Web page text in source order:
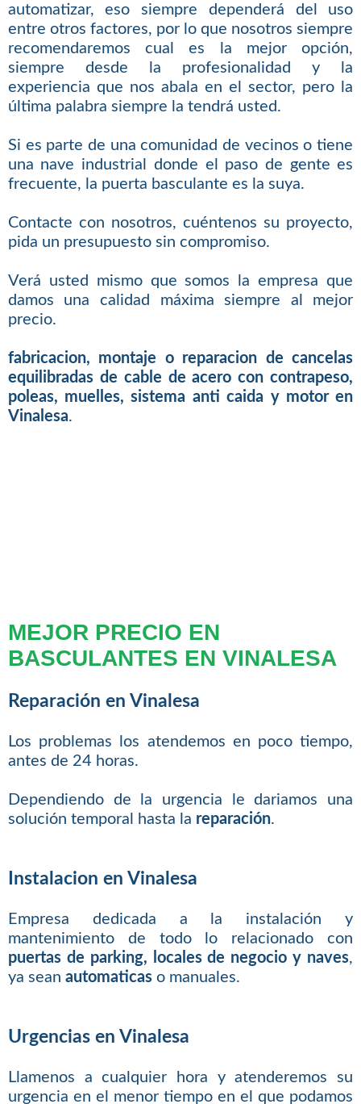
automatizar, eso siempre dependerá del uso
entre otros factores, por lo que nosotros siempre
recomendaremos cual es la mejor opción,
siempre desde la profesionalidad y la
experiencia que nos abala en el sector, pero la
última palabra siempre la tendrá usted.
Si es parte de una comunidad de vecinos o tiene
una nave industrial donde el paso de gente es
frecuente, la puerta basculante es la suya.
Contacte con nosotros, cuéntenos su proyecto,
pida un presupuesto sin compromiso.
Verá usted mismo que somos la empresa que
damos una calidad máxima siempre al mejor
precio.
fabricacion, montaje o reparacion de cancelas
equilibradas de cable de acero con contrapeso,
poleas, muelles, sistema anti caida y motor en
Vinalesa.
MEJOR PRECIO EN
BASCULANTES EN VINALESA
Reparación en Vinalesa
Los problemas los atendemos en poco tiempo,
antes de 24 horas.
Dependiendo de la urgencia le dariamos una
solución temporal hasta la reparación.
Instalacion en Vinalesa
Empresa dedicada a la instalación y
mantenimiento de todo lo relacionado con
puertas de parking, locales de negocio y naves,
ya sean automaticaso manuales.
Urgencias en Vinalesa
Llamenos a cualquier hora y atenderemos su
urgencia en el menor tiempo en el que podamos